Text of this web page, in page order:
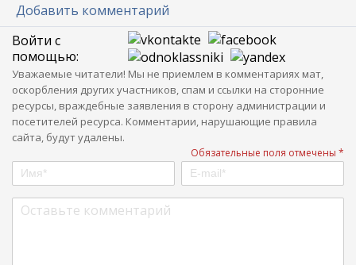
Добавить комментарий
Войти с
помощью:
Уважаемые читатели! Мы не приемлем в комментариях мат,
оскорбления других участников, спам и ссылки на сторонние
ресурсы, враждебные заявления в сторону администрации и
посетителей ресурса. Комментарии, нарушающие правила
сайта, будут удалены.
Обязательные поля отмечены *